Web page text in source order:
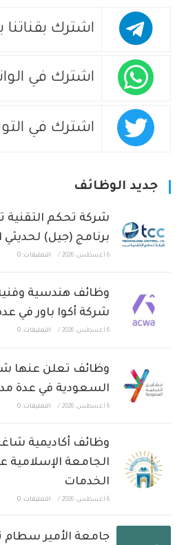
اشترك بقناتنا
اشترك في
اشترك في
جديد الوظائف
شركة تحكم التقنية
برنامج (جيل) لحديثي
6 أغسطس، 2026 / التعليقات: 0
وظائف هندسية
شركة أكوا باور في
6 أغسطس، 2026 / التعليقات: 0
وظائف تعلن عنها
السعودية في عدة
6 أغسطس، 2026 / التعليقات: 0
وظائف أكاديمية
الجامعة
الخدمات
6 أغسطس، 2026 / التعليقات: 0
جامعة الأمير